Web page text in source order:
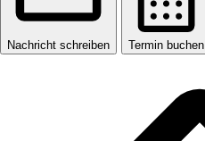
Nachricht schreiben Termin buchen